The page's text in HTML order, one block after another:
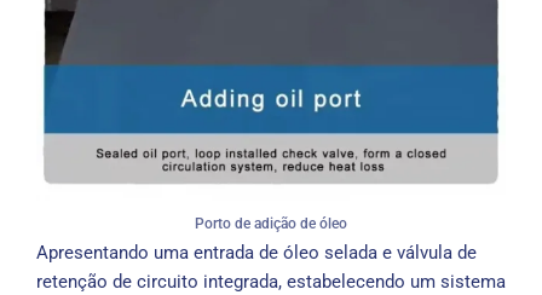
Porto de adição de óleo
Apresentando uma entrada de óleo selada e válvula de
retenção de circuito integrada, estabelecendo um sistema